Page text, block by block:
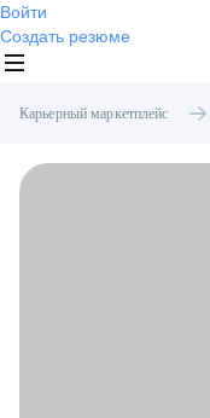
Войти
Создать резюме
Карьерный маркетплейс